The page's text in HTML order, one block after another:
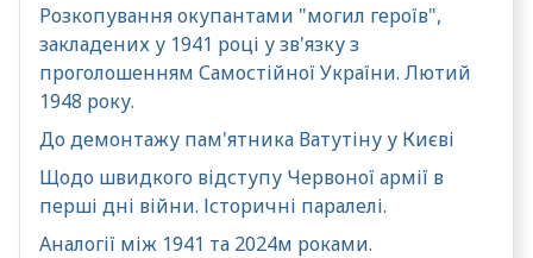
Розкопування окупантами "могил героїв",
закладених у 1941 році у зв'язку з
проголошенням Самостійної України. Лютий
1948 року.
До демонтажу пам'ятника Ватутіну у Києві
Щодо швидкого відступу Червоної армії в
перші дні війни. Історичні паралелі.
Аналогії між 1941 та 2024м роками.